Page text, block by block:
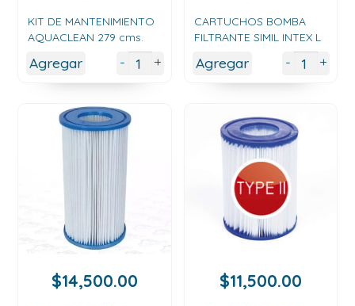
KIT DE MANTENIMIENTO
AQUACLEAN 279 cms.
Agregar - +
CARTUCHOS BOMBA
FILTRANTE SIMIL INTEX L
Agregar - +
$14,500.00 $11,500.00